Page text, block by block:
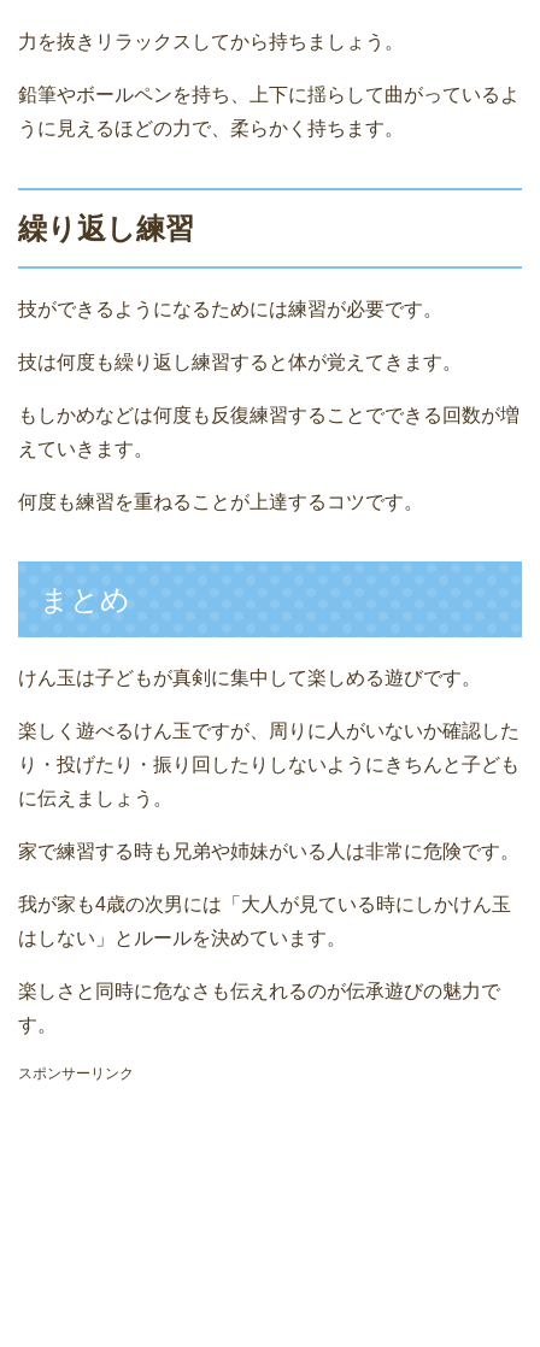
力を抜きリラックスしてから持ちましょう。
鉛筆やボールペンを持ち、上下に揺らして曲がっているよ
うに見えるほどの力で、柔らかく持ちます。
繰り返し練習
技ができるようになるためには練習が必要です。
技は何度も繰り返し練習すると体が覚えてきます。
もしかめなどは何度も反復練習することでできる回数が増
えていきます。
何度も練習を重ねることが上達するコツです。
まとめ
けん玉は子どもが真剣に集中して楽しめる遊びです。
楽しく遊べるけん玉ですが、周りに人がいないか確認した
り・投げたり・振り回したりしないようにきちんと子ども
に伝えましょう。
家で練習する時も兄弟や姉妹がいる人は非常に危険です。
我が家も4歳の次男には「大人が見ている時にしかけん玉
はしない」とルールを決めています。
楽しさと同時に危なさも伝えれるのが伝承遊びの魅力で
す。
スポンサーリンク